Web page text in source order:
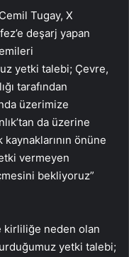
Tugay, X
deşarj yapan
yetki talebi; Çevre,
tarafından
üzerimize
da üzerine
önüne
vermeyen
bekliyoruz”
kirliliğe neden olan
yetki talebi;